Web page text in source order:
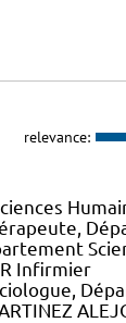
relevance:
Infirmier